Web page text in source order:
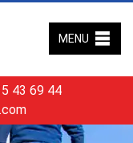
43 69 44
MENU